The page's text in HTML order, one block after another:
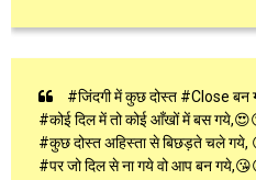
#जिंदगी में कुछ दोस्त #Close बन
#कोई दिल में तो कोई आँखों में बस
#कुछ दोस्त अहिस्ता से बिछड़ते चले गये,
#पर जो दिल से ना गये वो आप बन